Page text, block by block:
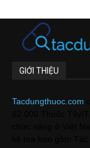
GIỚI THIỆU
Tacdungthuoc.com